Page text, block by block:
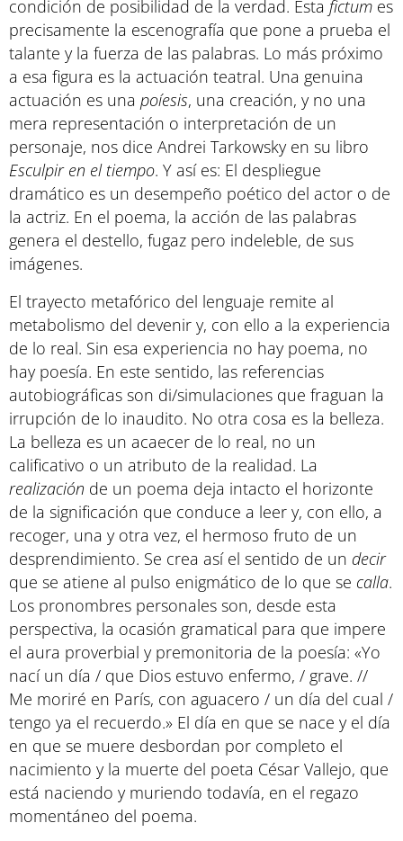
condición de posibilidad de la verdad. Esta fictum es
precisamente la escenografía que pone a prueba el
talante y la fuerza de las palabras. Lo más próximo
a esa figura es la actuación teatral. Una genuina
actuación es una poíesis, una creación, y no una
mera representación o interpretación de un
personaje, nos dice Andrei Tarkowsky en su libro
Esculpir en el tiempo. Y así es: El despliegue
dramático es un desempeño poético del actor o de
la actriz. En el poema, la acción de las palabras
genera el destello, fugaz pero indeleble, de sus
imágenes.
El trayecto metafórico del lenguaje remite al
metabolismo del devenir y, con ello a la experiencia
de lo real. Sin esa experiencia no hay poema, no
hay poesía. En este sentido, las referencias
autobiográficas son di/simulaciones que fraguan la
irrupción de lo inaudito. No otra cosa es la belleza.
La belleza es un acaecer de lo real, no un
calificativo o un atributo de la realidad. La
realización de un poema deja intacto el horizonte
de la significación que conduce a leer y, con ello, a
recoger, una y otra vez, el hermoso fruto de un
desprendimiento. Se crea así el sentido de un decir
que se atiene al pulso enigmático de lo que se calla.
Los pronombres personales son, desde esta
perspectiva, la ocasión gramatical para que impere
el aura proverbial y premonitoria de la poesía: «Yo
nací un día / que Dios estuvo enfermo, / grave. //
Me moriré en París, con aguacero / un día del cual /
tengo ya el recuerdo.» El día en que se nace y el día
en que se muere desbordan por completo el
nacimiento y la muerte del poeta César Vallejo, que
está naciendo y muriendo todavía, en el regazo
momentáneo del poema.